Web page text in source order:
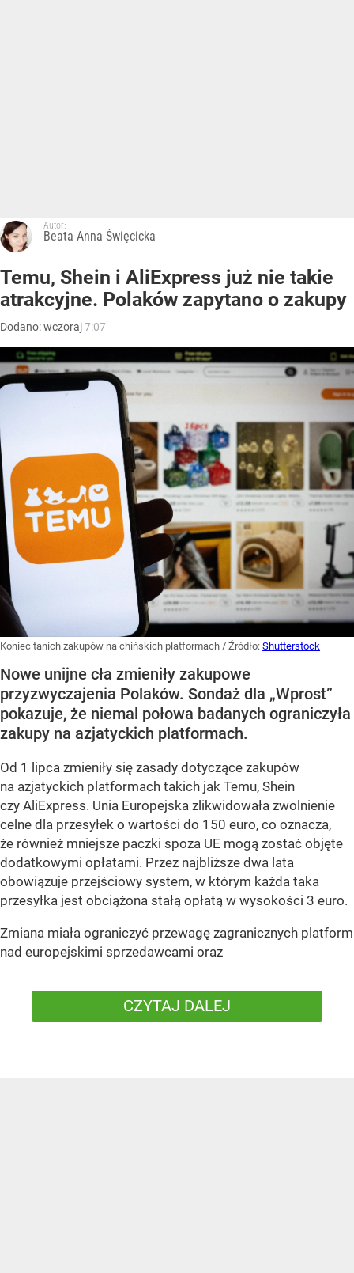
Autor:
Beata Anna Święcicka
Temu, Shein i AliExpress już nie takie
atrakcyjne. Polaków zapytano o zakupy
Dodano:wczoraj7:07
Koniec tanich zakupów na chińskich platformach / Źródło: Shutterstock
Nowe unijne cła zmieniły zakupowe
przyzwyczajenia Polaków. Sondaż dla „Wprost”
pokazuje, że niemal połowa badanych ograniczyła
zakupy na azjatyckich platformach.
Od 1 lipca zmieniły się zasady dotyczące zakupów
na azjatyckich platformach takich jak Temu, Shein
czy AliExpress. Unia Europejska zlikwidowała zwolnienie
celne dla przesyłek o wartości do 150 euro, co oznacza,
że również mniejsze paczki spoza UE mogą zostać objęte
dodatkowymi opłatami. Przez najbliższe dwa lata
obowiązuje przejściowy system, w którym każda taka
przesyłka jest obciążona stałą opłatą w wysokości 3 euro.
Zmiana miała ograniczyć przewagę zagranicznych platform
nad europejskimi sprzedawcami oraz
CZYTAJ DALEJ